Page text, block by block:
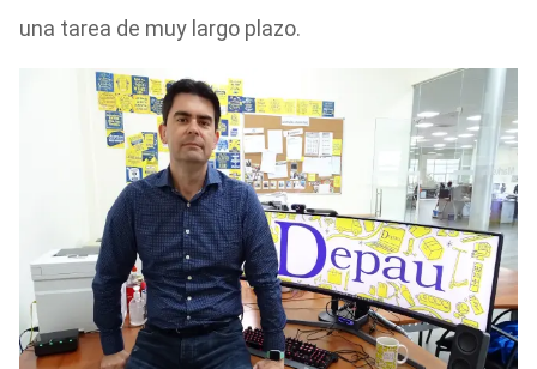
una tarea de muy largo plazo.